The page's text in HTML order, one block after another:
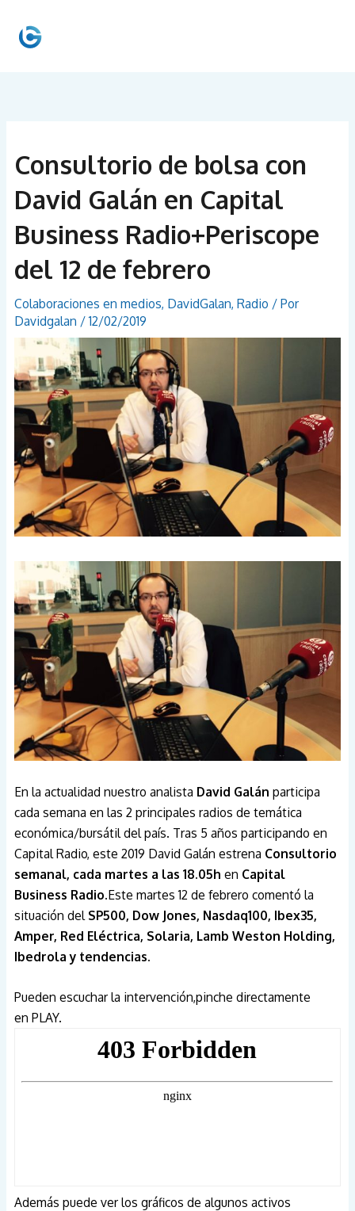
contenido
Consultorio de bolsa con
David Galán en Capital
Business Radio+Periscope
del 12 de febrero
Colaboraciones en medios, DavidGalan,Radio / Por
Davidgalan /12/02/2019
En la actualidad nuestro analista David Galánparticipa
cada semana en las 2 principales radios de temática
económica/bursátil del país. Tras 5 años participando en
Capital Radio, este 2019 David Galán estrena Consultorio
semanal, cada martes a las 18.05h en Capital
Business Radio.Este martes 12 de febrero comentó la
situación del SP500, Dow Jones, Nasdaq100, Ibex35,
Amper, Red Eléctrica, Solaria, Lamb Weston Holding,
Ibedrola y tendencias.
Pueden escuchar la intervención,pinche directamente
en PLAY.
Además puede ver los gráficos de algunos activos